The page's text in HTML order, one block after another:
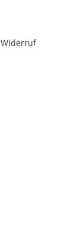
Widerruf